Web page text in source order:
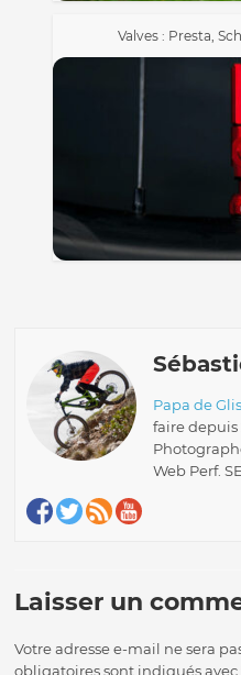
Valves : Presta,
Papa de
faire depuis
Web Perf.
Laisser un
Votre adresse e-mail ne sera
obligatoires sont indiqués avec